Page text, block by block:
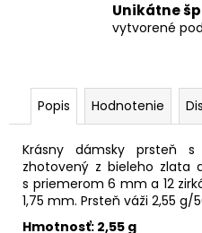
Unikátne
vytvorené
Popis Hodnotenie
Krásny dámsky prsteň
zhotovený z bieleho zlata
s priemerom 6 mm a 12
1,75 mm. Prsteň váži 2,55 g/
Hmotnosť: 2,55 g